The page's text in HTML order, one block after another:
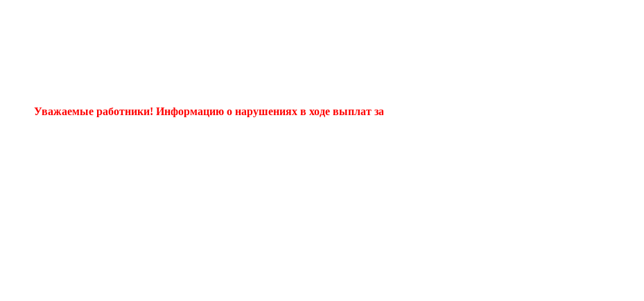
Уважаемые работники! Информацию о нарушениях в ходе выплат заработной платы и стимулирующих выплат